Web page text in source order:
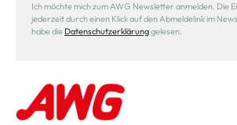
Ich möchte mich zum AWG Newsletter anmelden. Die
jederzeit durch einen Klick auf den Abmeldelink im
habe die Datenschutzerklärunggelesen.